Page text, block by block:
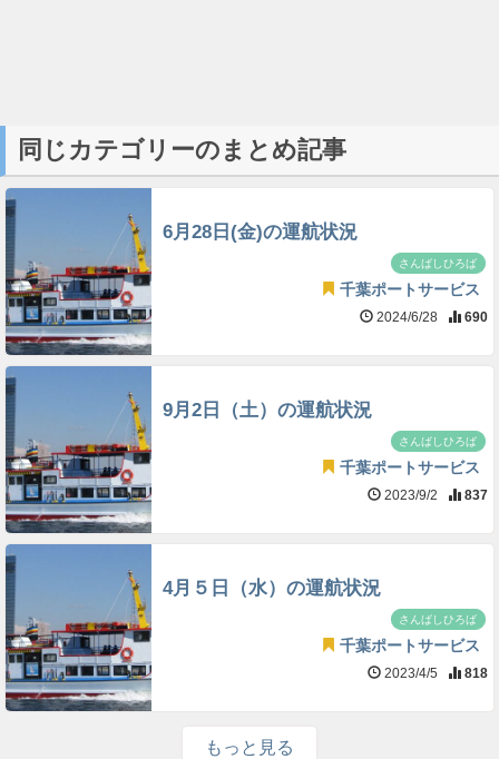
同じカテゴリーのまとめ記事
6月28日(金)の運航状況
さんばしひろば
千葉ポートサービス
2024/6/28 690
9月2日（土）の運航状況
さんばしひろば
千葉ポートサービス
2023/9/2 837
4月５日（水）の運航状況
さんばしひろば
千葉ポートサービス
2023/4/5 818
もっと見る